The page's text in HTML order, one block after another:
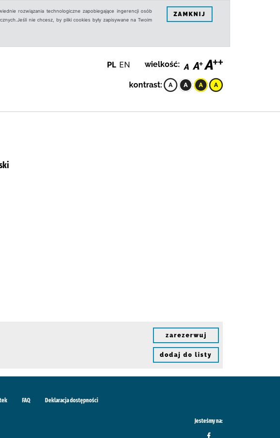
rozwiązania technologiczne zapobiegające ingerencji osób
nie chcesz, by pliki cookies były zapisywane na Twoim
ZAMKNIJ
PL EN wielkość:
kontrast:
zarezerwuj
dodaj do listy
FAQ Deklaracja dostępności
Jesteśmy na: